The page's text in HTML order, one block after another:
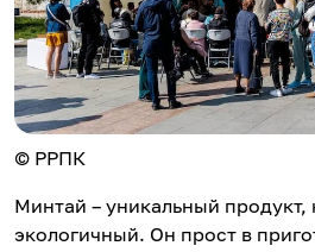
© РРПК
Минтай – уникальный продукт,
экологичный. Он прост в